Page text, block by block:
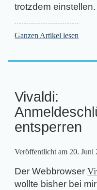
trotzdem einstellen.
Ganzen Artikel lesen
Vivaldi:
entsperren
Veröffentlicht am 20. Juni
Der Webbrowser
wollte bisher bei